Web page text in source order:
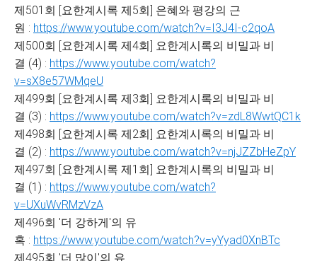
제501회 [요한계시록 제5회] 은혜와 평강의 근
원 : https://www.youtube.com/watch?v=I3J4I-c2qoA
제500회 [요한계시록 제4회] 요한계시록의 비밀과 비
결 (4) : https://www.youtube.com/watch?
v=sX8e57WMqeU
제499회 [요한계시록 제3회] 요한계시록의 비밀과 비
결 (3) : https://www.youtube.com/watch?v=zdL8WwtQC1k
제498회 [요한계시록 제2회] 요한계시록의 비밀과 비
결 (2) : https://www.youtube.com/watch?v=njJZZbHeZpY
제497회 [요한계시록 제1회] 요한계시록의 비밀과 비
결 (1) : https://www.youtube.com/watch?
v=UXuWvRMzVzA
제496회 '더 강하게'의 유
혹 : https://www.youtube.com/watch?v=yYyad0XnBTc
제495회 '더 많이'의 유